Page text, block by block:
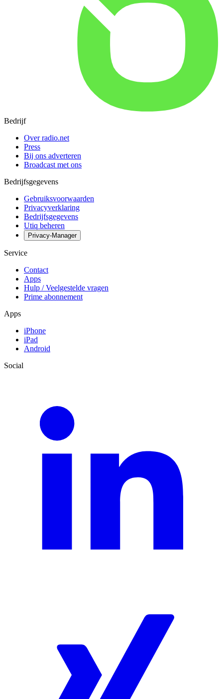
Bedrijf
Over radio.net
Press
Bij ons adverteren
Broadcast met ons
Bedrijfsgegevens
Gebruiksvoorwaarden
Privacyverklaring
Bedrijfsgegevens
Utiq beheren
Privacy-Manager
Service
Contact
Apps
Hulp / Veelgestelde vragen
Prime abonnement
Apps
iPhone
iPad
Android
Social